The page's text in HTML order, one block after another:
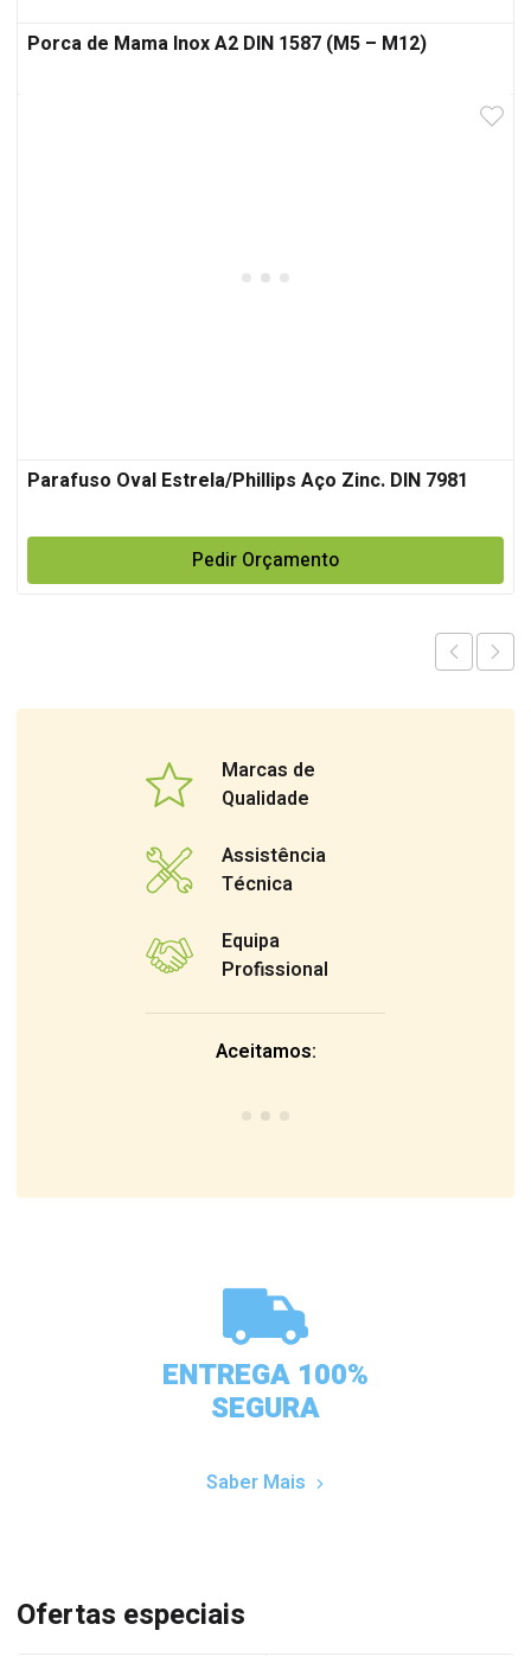
Porca de Mama Inox A2 DIN 1587 (M5 – M12)
Parafuso Oval Estrela/Phillips Aço Zinc. DIN 7981
Pedir Orçamento
Marcas de
Qualidade
Assistência
Técnica
Equipa
Profissional
Aceitamos:
ENTREGA 100%
SEGURA
Saber Mais
Ofertas especiais